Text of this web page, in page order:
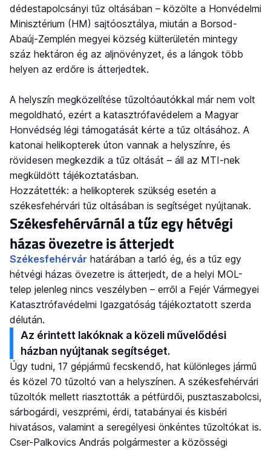
dédestapolcsányi tűz oltásában – közölte a Honvédelmi
Minisztérium (HM) sajtóosztálya, miután a Borsod-
Abaúj-Zemplén megyei község külterületén mintegy
száz hektáron ég az aljnövényzet, és a lángok több
helyen az erdőre is átterjedtek.
A helyszín megközelítése tűzoltóautókkal már nem volt
megoldható, ezért a katasztrófavédelem a Magyar
Honvédség légi támogatását kérte a tűz oltásához. A
katonai helikopterek úton vannak a helyszínre, és
rövidesen megkezdik a tűz oltását – áll az MTI-nek
megküldött tájékoztatásban.
Hozzátették: a helikopterek szükség esetén a
székesfehérvári tűz oltásában is segítséget nyújtanak.
Székesfehérvárnál a tűz egy hétvégi
házas övezetre is átterjedt
Székesfehérvár határában a tarló ég, és a tűz egy
hétvégi házas övezetre is átterjedt, de a helyi MOL-
telep jelenleg nincs veszélyben – erről a Fejér Vármegyei
Katasztrófavédelmi Igazgatóság tájékoztatott szerda
délután.
Az érintett lakóknak a közeli művelődési
házban nyújtanak segítséget.
Úgy tudni, 17 gépjármű fecskendő, hat különleges jármű
és közel 70 tűzoltó van a helyszínen. A székesfehérvári
tűzoltók mellett riasztották a pétfürdői, pusztaszabolcsi,
sárbogárdi, veszprémi, érdi, tatabányai és kisbéri
hivatásos, valamint a seregélyesi önkéntes tűzoltókat is.
Cser-Palkovics András polgármester a közösségi